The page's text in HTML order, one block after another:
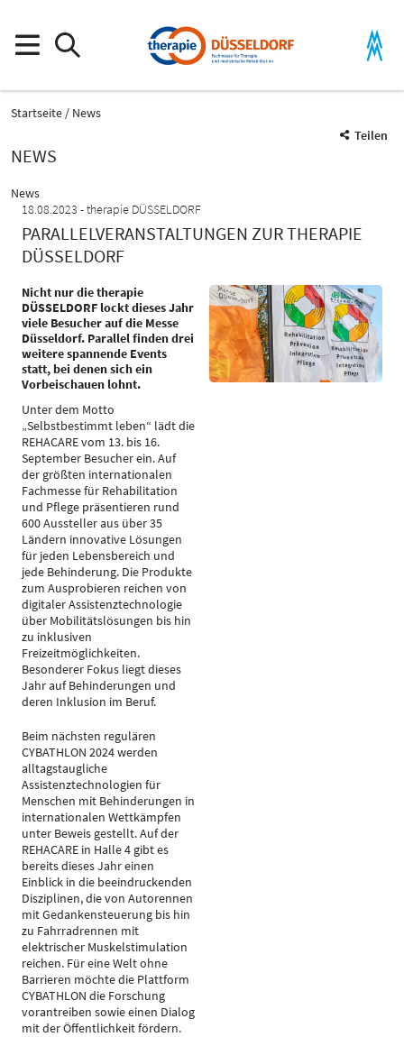
Startseite
News
Teilen
NEWS
News
18.08.2023
therapie DÜSSELDORF
PARALLELVERANSTALTUNGEN ZUR THERAPIE
DÜSSELDORF
Nicht nur die therapie
DÜSSELDORF lockt dieses Jahr
viele Besucher auf die Messe
Düsseldorf. Parallel finden drei
weitere spannende Events
statt, bei denen sich ein
Vorbeischauen lohnt.
Unter dem Motto
„Selbstbestimmt leben“ lädt die
REHACARE vom 13. bis 16.
September Besucher ein. Auf
der größten internationalen
Fachmesse für Rehabilitation
und Pflege präsentieren rund
600 Aussteller aus über 35
Ländern innovative Lösungen
für jeden Lebensbereich und
jede Behinderung. Die Produkte
zum Ausprobieren reichen von
digitaler Assistenztechnologie
über Mobilitätslösungen bis hin
zu inklusiven
Freizeitmöglichkeiten.
Besonderer Fokus liegt dieses
Jahr auf Behinderungen und
deren Inklusion im Beruf.
Beim nächsten regulären
CYBATHLON 2024 werden
alltagstaugliche
Assistenztechnologien für
Menschen mit Behinderungen in
internationalen Wettkämpfen
unter Beweis gestellt. Auf der
REHACARE in Halle 4 gibt es
bereits dieses Jahr einen
Einblick in die beeindruckenden
Disziplinen, die von Autorennen
mit Gedankensteuerung bis hin
zu Fahrradrennen mit
elektrischer Muskelstimulation
reichen. Für eine Welt ohne
Barrieren möchte die Plattform
CYBATHLON die Forschung
vorantreiben sowie einen Dialog
mit der Öffentlichkeit fördern.